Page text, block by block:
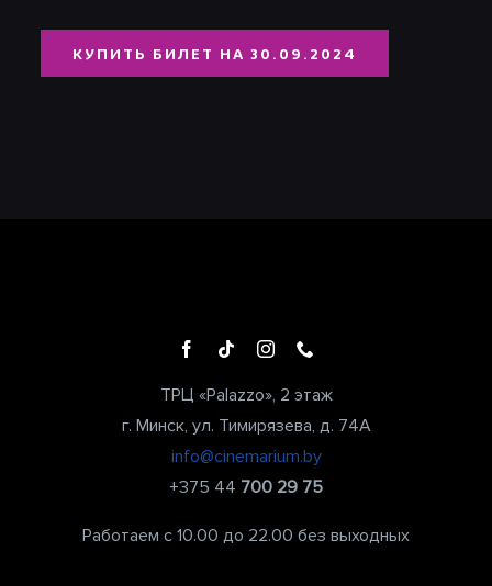
КУПИТЬ БИЛЕТ НА 30.09.2024
ТРЦ «Palazzo», 2 этаж
г. Минск, ул. Тимирязева, д. 74А
info@cinemarium.by
+375 44 700 29 75
Работаем с 10.00 до 22.00 без выходных